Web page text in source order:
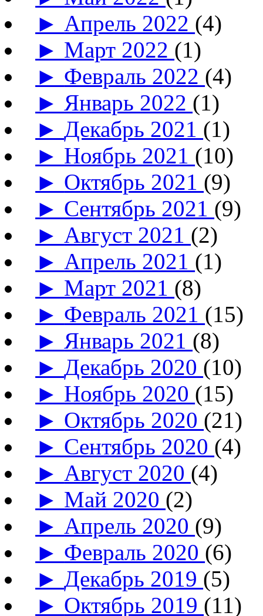
► Апрель 2022 (4)
► Март 2022 (1)
► Февраль 2022 (4)
► Январь 2022 (1)
►Декабрь 2021 (1)
► Ноябрь 2021 (10)
► Октябрь 2021 (9)
► Сентябрь 2021 (9)
► Август 2021 (2)
► Апрель 2021 (1)
► Март 2021 (8)
► Февраль 2021 (15)
► Январь 2021 (8)
►Декабрь 2020 (10)
► Ноябрь 2020 (15)
► Октябрь 2020 (21)
► Сентябрь 2020 (4)
► Август 2020 (4)
► Май 2020 (2)
► Апрель 2020 (9)
► Февраль 2020 (6)
►Декабрь 2019 (5)
► Октябрь 2019 (11)